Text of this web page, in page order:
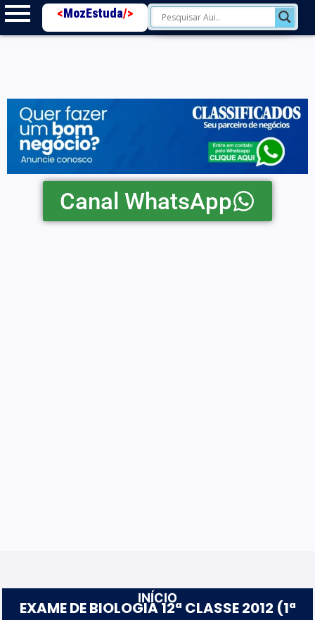
<MozEstuda/>
Canal WhatsApp
INÍCIO
EXAME DE BIOLOGIA 12ª CLASSE 2012 (1ª